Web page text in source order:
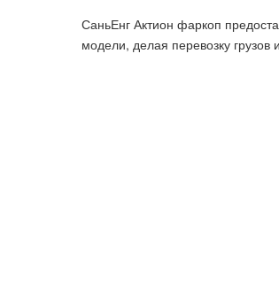
СаньЕнг Актион фаркоп
модели, делая перевозку